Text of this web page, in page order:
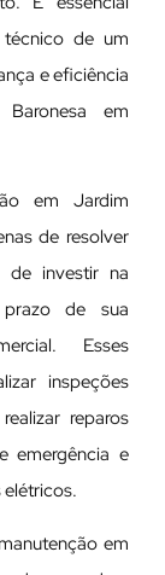
de um
e eficiência
em
em Jardim
de resolver
de investir na
de sua
Esses
inspeções
reparos
emergência e
elétricos.
em